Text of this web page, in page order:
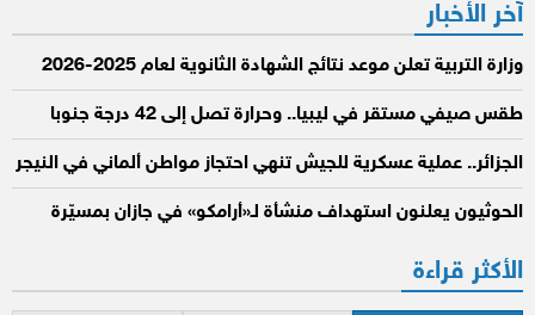
آخر الأخبار
وزارة التربية تعلن موعد نتائج الشهادة الثانوية لعام 2025-2026
طقس صيفي مستقر في ليبيا.. وحرارة تصل إلى 42 درجة جنوبا
الجزائر.. عملية عسكرية للجيش تنهي احتجاز مواطن ألماني في النيجر
الحوثيون يعلنون استهداف منشأة لـ«أرامكو» في جازان بمسيّرة
الأكثر قراءة